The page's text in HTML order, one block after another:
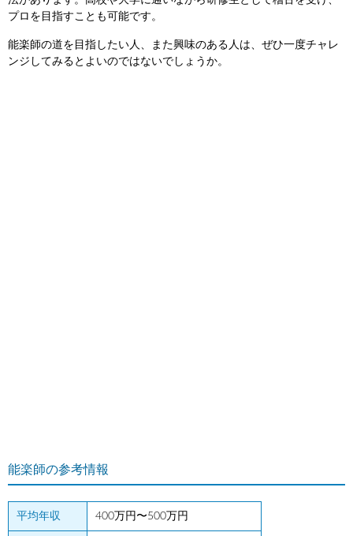
プロを目指すことも可能です。
能楽師の道を目指したい人、また興味のある人は、ぜひ一度チャレ
ンジしてみるとよいのではないでしょうか。
能楽師の参考情報
平均年収 400万円〜500万円